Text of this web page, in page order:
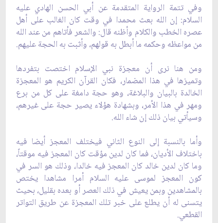
وفي تتمة الرواية المتقدمة عن أبي الحسن الهادي عليه
السلام: إن الله بعث محمدا في وقت كان الغالب على أهل
عصره الخطب والكلام وأظنه قال: والشعر فأتاهم من عند الله
من مواعظه وحكمه ما أبطل به قولهم، وأثبت به الحجة عليهم.
ومن هنا نرى أن معجزة نبي الإسلام اختصت بتفردها
وتميزها في هذا المضمار، فكان القرآن الكريم هو المعجزة
الخالدة بالبيان والبلاغة، وهو حجة دامغة على كل من برع
ومهر في هذا الأمر، وبشهادة هؤلاء يصير حجة على غيرهم،
وسيأتي بيان ذلك إن شاء الله.
وأما بالنسبة إلى النوع الثاني فيختلف المعجز أيضا فيه
باختلاف الأديان، فما كان لدين مؤقت كان المعجز فيه موقتاً،
وما كان لدين خالد كان المعجز فيه خالدا، وذلك هو السر في
كون المعجز لموسى عليه السلام أمرا مشاهدا يختص
بالمشاهدين وبمن يعيش في ذلك العصر أو بعده بقليل، بحيث
يتسنى له أن يطلع على خبر تلك المعجزة عن طريق التواتر
القطعي.